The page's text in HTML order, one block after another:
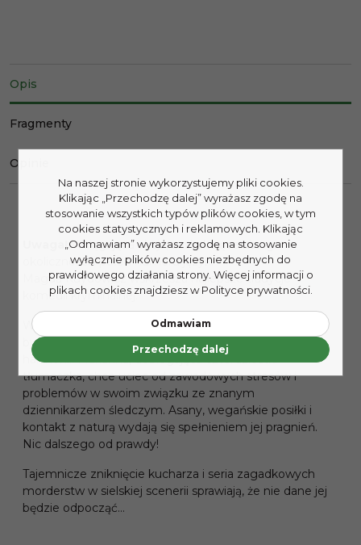
Opis
Fragmenty
Opinie
Uwaga!Wciągająca akcja, zaskakujące zbiegi
okoliczności i pełen humoru język­.
Magda Kuydowicz wskrzesza najlepsze tradycje
komedii kryminalnej.
W popularnej szkole jogi na podwarszawskiej wsi stali
bywalcy szukają spokoju, wyciszenia i wewnętrznej
harmonii. Marianna, dobiegająca czterdziestki
tłumaczka, chce uciec od zawodowych stresów i
problemów w swoim związku ze znanym
dziennikarzem śledczym. Asany, wegańskie posiłki i
kontakt z naturą wydają się spełnieniem jej pragnień.
Nic dalszego od prawdy!
Tajemnicze zniknięcie kucharza i seria zagadkowych
morderstw w sielskiej scenerii sprawiają, że nie dane jej
będzie odpocząć…
Na naszej stronie wykorzystujemy pliki cookies.
Klikając „Przechodzę dalej” wyrażasz zgodę na
stosowanie wszystkich typów plików cookies, w tym
cookies statystycznych i reklamowych. Klikając
„Odmawiam” wyrażasz zgodę na stosowanie
wyłącznie plików cookies niezbędnych do
prawidłowego działania strony. Więcej informacji o
plikach cookies znajdziesz w Polityce prywatności.
Odmawiam
Przechodzę dalej